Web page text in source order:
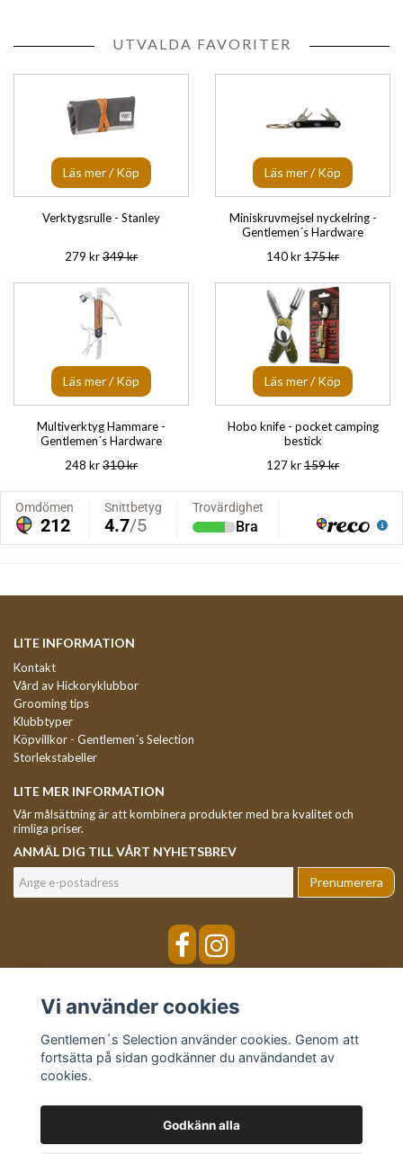
UTVALDA FAVORITER
Läs mer / Köp
Verktygsrulle - Stanley
279 kr349 kr
Läs mer / Köp
Miniskruvmejsel nyckelring -
Gentlemen´s Hardware
140 kr175 kr
Läs mer / Köp
Multiverktyg Hammare -
Gentlemen´s Hardware
248 kr310 kr
Läs mer / Köp
Hobo knife - pocket camping
bestick
127 kr159 kr
LITE INFORMATION
Kontakt
Vård av Hickoryklubbor
Grooming tips
Klubbtyper
Köpvillkor - Gentlemen´s Selection
Storlekstabeller
LITE MER INFORMATION
Vår målsättning är att kombinera produkter med bra kvalitet och
rimliga priser.
ANMÄL DIG TILL VÅRT NYHETSBREV
Prenumerera
Vi använder cookies
Gentlemen´s Selection använder cookies. Genom att
fortsätta på sidan godkänner du användandet av
cookies.
Godkänn alla